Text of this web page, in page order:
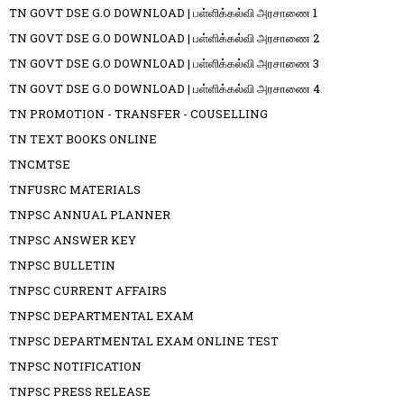
TN GOVT DSE G.O DOWNLOAD | பள்ளிக்கல்வி அரசாணை 1
TN GOVT DSE G.O DOWNLOAD | பள்ளிக்கல்வி அரசாணை 2
TN GOVT DSE G.O DOWNLOAD | பள்ளிக்கல்வி அரசாணை 3
TN GOVT DSE G.O DOWNLOAD | பள்ளிக்கல்வி அரசாணை 4
TN PROMOTION - TRANSFER - COUSELLING
TN TEXT BOOKS ONLINE
TNCMTSE
TNFUSRC MATERIALS
TNPSC ANNUAL PLANNER
TNPSC ANSWER KEY
TNPSC BULLETIN
TNPSC CURRENT AFFAIRS
TNPSC DEPARTMENTAL EXAM
TNPSC DEPARTMENTAL EXAM ONLINE TEST
TNPSC NOTIFICATION
TNPSC PRESS RELEASE